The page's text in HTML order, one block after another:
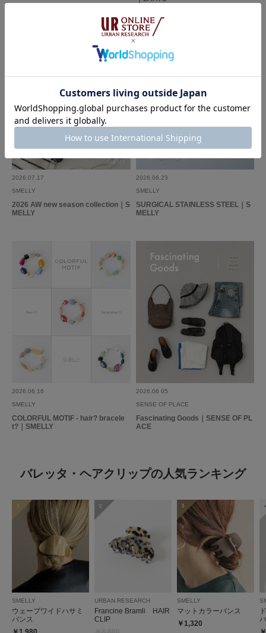
2026.07.17
SMELLY
2026 AW new season collection｜S
MELLY
2026.06.23
SMELLY
SURGICAL STAINLESS STEEL｜S
MELLY
2026.06.16
SMELLY
COLORFUL MOTIF - hair? bracele
t?｜SMELLY
2026.06.05
SENSE OF PLACE
Fascinating Goods｜SENSE OF PL
ACE
バレッタ・ヘアクリップの人気ランキング
1
SMELLY
ウェーブワイドハサミ
バンス
2
URBAN RESEARCH
Francine Bramli HAIR
CLIP
3
SMELLY
マットカラーバンス
￥1,320